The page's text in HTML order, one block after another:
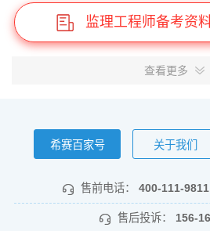
监理工程师备考资
查看更多
希赛百家号 关于我们
售前电话： 400-111-9811
售后投诉： 156-